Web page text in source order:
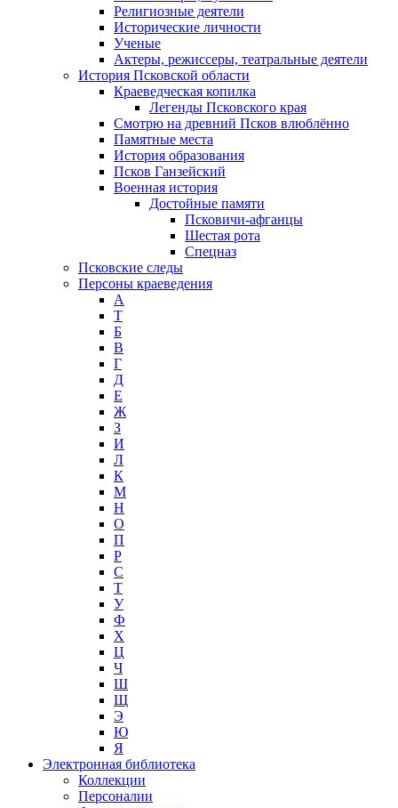
Религиозные деятели
Исторические личности
Ученые
Актеры, режиссеры, театральные деятели
История Псковской области
Краеведческая копилка
Легенды Псковского края
Смотрю на древний Псков влюблённо
Памятные места
История образования
Псков Ганзейский
Военная история
Достойные памяти
Псковичи-афганцы
Шестая рота
Спецназ
Псковские следы
Персоны краеведения
А
T
Б
В
Г
Д
Е
Ж
З
И
Л
К
М
Н
О
П
Р
С
Т
У
Ф
Х
Ц
Ч
Ш
Щ
Э
Ю
Я
Электронная библиотека
Коллекции
Персоналии